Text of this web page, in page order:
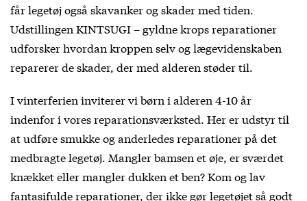
får legetøj også skavanker og skader med tiden.
Udstillingen KINTSUGI – gyldne krops reparationer
udforsker hvordan kroppen selv og lægevidenskaben
reparerer de skader, der med alderen støder til.
I vinterferien inviterer vi børn i alderen 4-10 år
indenfor i vores reparationsværksted. Her er udstyr til
at udføre smukke og anderledes reparationer på det
medbragte legetøj. Mangler bamsen et øje, er sværdet
knækket eller mangler dukken et ben? Kom og lav
fantasifulde reparationer, der ikke gør legetøjet så godt